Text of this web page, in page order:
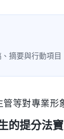
摘要與行動項目
管等對專業形
的提分法寶